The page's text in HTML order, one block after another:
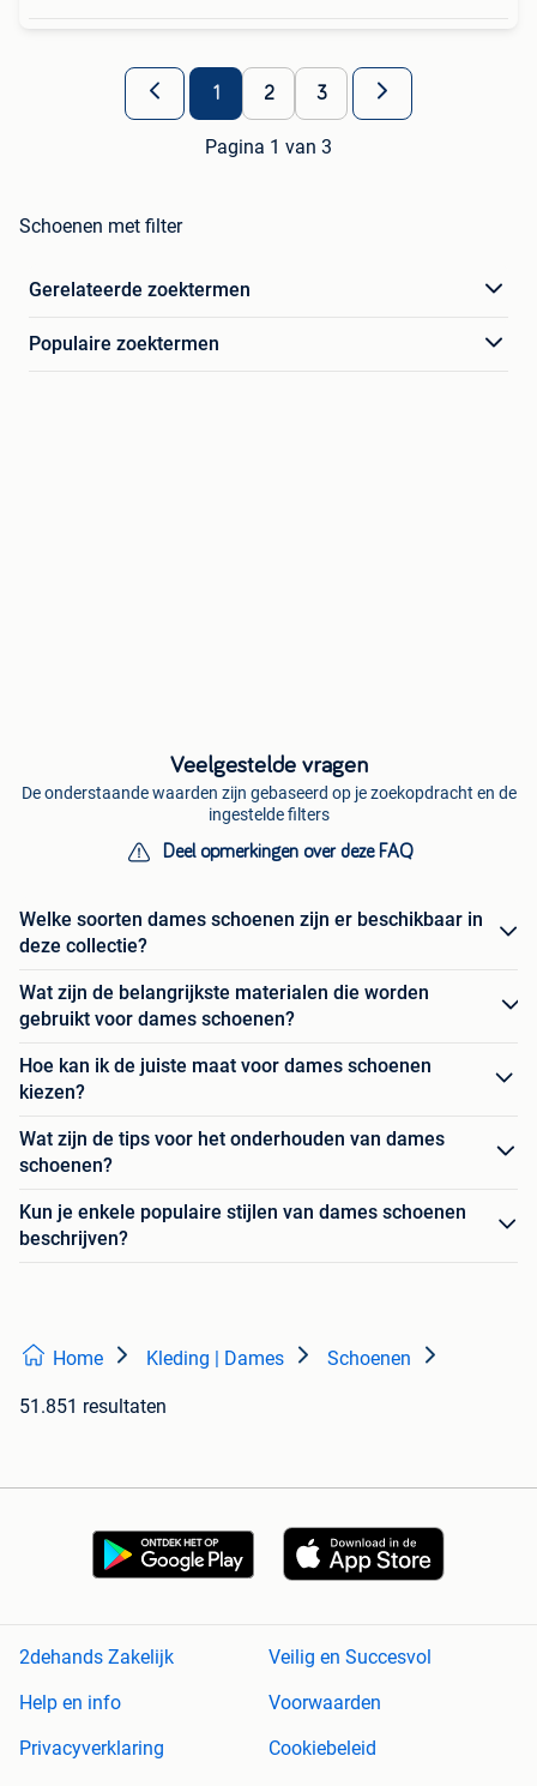
1 2 3
Pagina 1 van 3
Schoenen met filter
Gerelateerde zoektermen
Populaire zoektermen
Veelgestelde vragen
De onderstaande waarden zijn gebaseerd op je zoekopdracht en de
ingestelde filters
Deel opmerkingen over deze FAQ
Welke soorten dames schoenen zijn er beschikbaar in
deze collectie?
Wat zijn de belangrijkste materialen die worden
gebruikt voor dames schoenen?
Hoe kan ik de juiste maat voor dames schoenen
kiezen?
Wat zijn de tips voor het onderhouden van dames
schoenen?
Kun je enkele populaire stijlen van dames schoenen
beschrijven?
Home Kleding | Dames Schoenen
51.851 resultaten
2dehands Zakelijk
Veilig en Succesvol
Help en info
Voorwaarden
Privacyverklaring
Cookiebeleid